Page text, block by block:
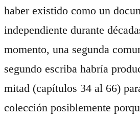
haber existido como un
independiente durante
momento, una segunda
segundo escriba habría
mitad (capítulos 34 al 66)
colección posiblemente